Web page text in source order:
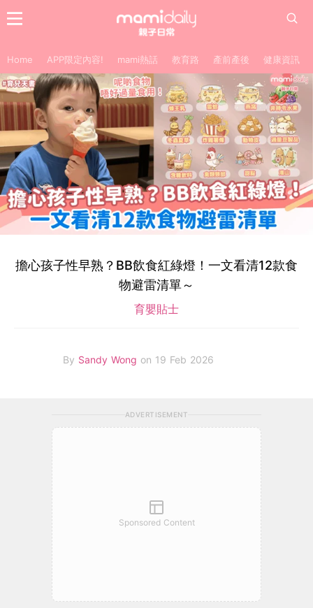
Home APP限定內容! mami熱話 教育路 產前產後 健康資訊
擔心孩子性早熟？BB飲食紅綠燈！一文看清12款食
物避雷清單～
育嬰貼士
By Sandy Wong on 19 Feb 2026
ADVERTISEMENT
Sponsored Content